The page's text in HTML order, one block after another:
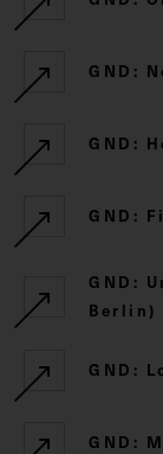
GND:
GND:
GND:
GND:
Berlin)
GND:
GND: